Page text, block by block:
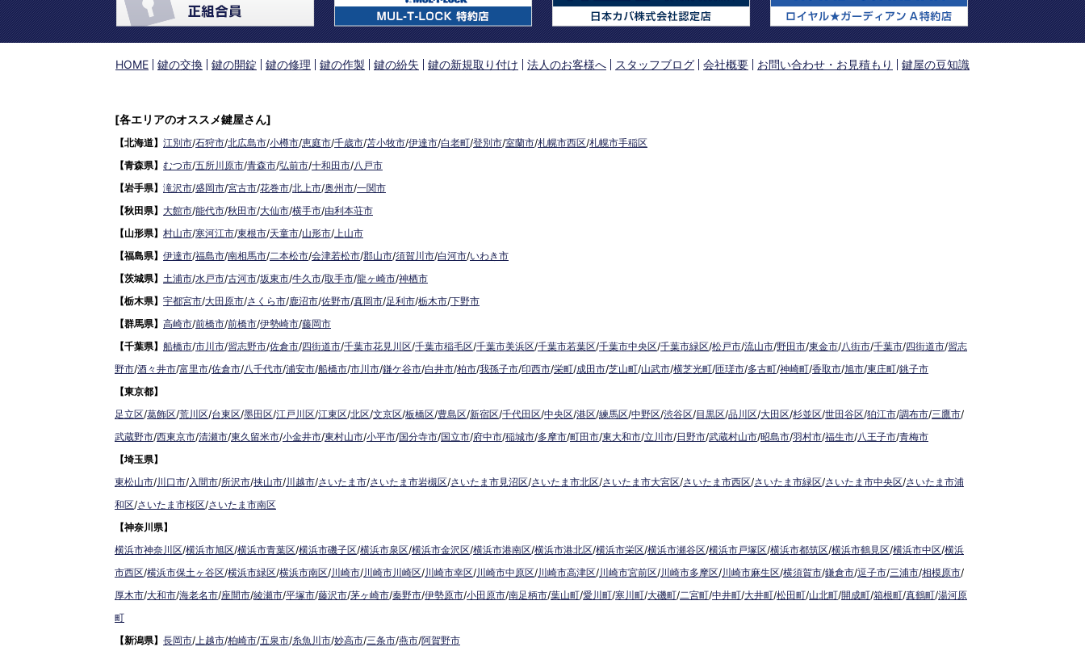
HOME 鍵の交換 鍵の開錠 鍵の修理 鍵の作製 鍵の紛失 鍵の新規取り付け 法人のお客様へ スタッフブログ 会社概要 お問い合わせ・お見積もり 鍵屋の豆知識
[各エリアのオススメ鍵屋さん]
【北海道】 江別市/石狩市/北広島市/小樽市/恵庭市/千歳市/苫小牧市/伊達市/白老町/登別市/室蘭市/札幌市西区/札幌市手稲区
【青森県】 むつ市/五所川原市/青森市/弘前市/十和田市/八戸市
【岩手県】 滝沢市/盛岡市/宮古市/花巻市/北上市/奥州市/一関市
【秋田県】 大館市/能代市/秋田市/大仙市/横手市/由利本荘市
【山形県】 村山市/寒河江市/東根市/天童市/山形市/上山市
【福島県】 伊達市/福島市/南相馬市/二本松市/会津若松市/郡山市/須賀川市/白河市/いわき市
【茨城県】 土浦市/水戸市/古河市/坂東市/牛久市/取手市/龍ヶ崎市/神栖市
【栃木県】 宇都宮市/大田原市/さくら市/鹿沼市/佐野市/真岡市/足利市/栃木市/下野市
【群馬県】 高崎市/前橋市/前橋市/伊勢崎市/藤岡市
【千葉県】 船橋市/市川市/習志野市/佐倉市/四街道市/千葉市花見川区/千葉市稲毛区/千葉市美浜区/千葉市若葉区/千葉市中央区/千葉市緑区/松戸市/流山市/野田市/東金市/八街市/千葉市/四街道市/習志
野市/酒々井市/富里市/佐倉市/八千代市/浦安市/船橋市/市川市/鎌ケ谷市/白井市/柏市/我孫子市/印西市/栄町/成田市/芝山町/山武市/横芝光町/匝瑳市/多古町/神崎町/香取市/旭市/東庄町/銚子市
【東京都】
足立区/葛飾区/荒川区/台東区/墨田区/江戸川区/江東区/北区/文京区/板橋区/豊島区/新宿区/千代田区/中央区/港区/練馬区/中野区/渋谷区/目黒区/品川区/大田区/杉並区/世田谷区/狛江市/調布市/三鷹市/
武蔵野市/西東京市/清瀬市/東久留米市/小金井市/東村山市/小平市/国分寺市/国立市/府中市/稲城市/多摩市/町田市/東大和市/立川市/日野市/武蔵村山市/昭島市/羽村市/福生市/八王子市/青梅市
【埼玉県】
東松山市/川口市/入間市/所沢市/挟山市/川越市/さいたま市/さいたま市岩槻区/さいたま市見沼区/さいたま市北区/さいたま市大宮区/さいたま市西区/さいたま市緑区/さいたま市中央区/さいたま市浦
和区/さいたま市桜区/さいたま市南区
【神奈川県】
横浜市神奈川区/横浜市旭区/横浜市青葉区/横浜市磯子区/横浜市泉区/横浜市金沢区/横浜市港南区/横浜市港北区/横浜市栄区/横浜市瀬谷区/横浜市戸塚区/横浜市都筑区/横浜市鶴見区/横浜市中区/横浜
市西区/横浜市保土ヶ谷区/横浜市緑区/横浜市南区/川崎市/川崎市川崎区/川崎市幸区/川崎市中原区/川崎市高津区/川崎市宮前区/川崎市多摩区/川崎市麻生区/横須賀市/鎌倉市/逗子市/三浦市/相模原市/
厚木市/大和市/海老名市/座間市/綾瀬市/平塚市/藤沢市/茅ヶ崎市/秦野市/伊勢原市/小田原市/南足柄市/葉山町/愛川町/寒川町/大磯町/二宮町/中井町/大井町/松田町/山北町/開成町/箱根町/真鶴町/湯河原
町
【新潟県】 長岡市/上越市/柏崎市/五泉市/糸魚川市/妙高市/三条市/燕市/阿賀野市